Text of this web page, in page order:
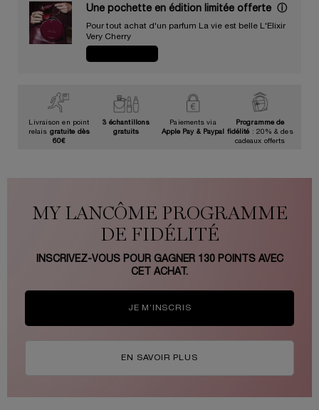
Une pochette en édition limitée offerte​ ​ ⓘ
Pour tout achat d'un parfum La vie est belle L'Elixir
Very Cherry​
Livraison en point
relais gratuite dès
60€
3 échantillons
gratuits
Paiements via
Apple Pay & Paypal
Programme de
fidélité : 20% & des
cadeaux offerts
MY LANCÔME PROGRAMME
DE FIDÉLITÉ
INSCRIVEZ-VOUS POUR GAGNER 130POINTS AVEC
CET ACHAT.
JE M’INSCRIS
EN SAVOIR PLUS